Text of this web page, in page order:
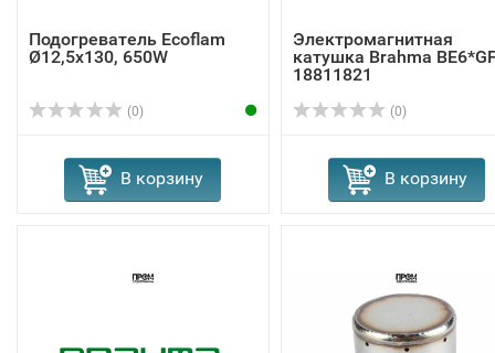
Подогреватель Ecoflam
Ø12,5x130, 650W
(0)
В корзину
Электромагнитная
катушка Brahma
18811821
(0)
В корзину